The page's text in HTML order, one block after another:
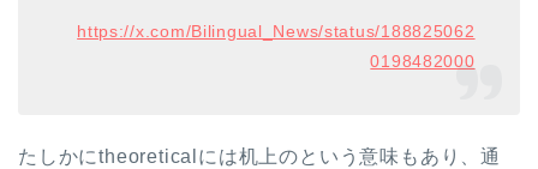
https://x.com/Bilingual_News/status/188825062
0198482000
たしかにtheoreticalには机上のという意味もあり、通